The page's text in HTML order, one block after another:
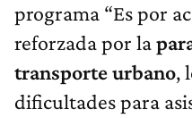
programa “Es por
reforzada por la
transporte urbano,
dificultades para